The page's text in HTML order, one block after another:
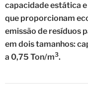
capacidade estática
que proporcionam
emissão de resíduos
em dois tamanhos:
a 0,75 Ton/m3.